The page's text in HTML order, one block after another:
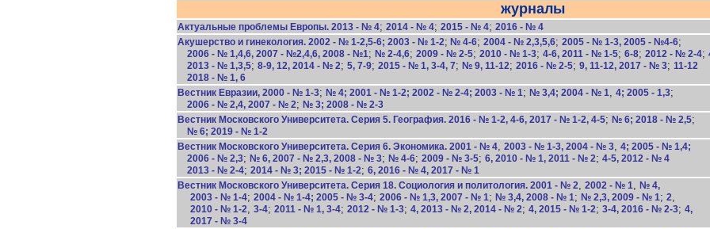
журналы
Актуальные проблемы Европы. 2013 - № 4; 2014 - № 4; 2015 - № 4; 2016 - № 4
Акушерство и гинекология. 2002 - № 1-2,5-6; 2003 - № 1-2; № 4-6; 2004 - № 2,3,5,6; 2005 - № 1-3, 2005 - №4-6;
2006 - № 1,4,6, 2007 - №2,4,6, 2008 - №1; № 2-4,6; 2009 - № 2-5; 2010 - № 1-3; 4-6, 2011 - № 1-5; 6-8; 2012 - № 2-4;
2013 - № 1,3,5; 8-9, 12, 2014 - № 2; 5, 7-9; 2015 - № 1, 3-4, 7; № 9, 11-12; 2016 - № 2-5; 9, 11-12, 2017 - № 3; 11-12
2018 - № 1, 6
Вестник Евразии, 2000 - № 1-3; № 4; 2001 - № 1-2; 2002 - № 2-4; 2003 - № 1; № 3,4; 2004 - № 1, 4; 2005 - 1,3;
2006 - № 2,4, 2007 - № 2; № 3; 2008 - № 2-3
Вестник Московского Университета. Серия 5. География. 2016 - № 1-2, 4-6, 2017 - № 1-2, 4-5; № 6; 2018 - № 2,5;
№ 6; 2019 - № 1-2
Вестник Московского Университета. Серия 6. Экономика. 2001 - № 4, 2003 - № 1-3, 2004 - № 3, 4; 2005 - № 1,4;
2006 - № 2,3; № 6, 2007 - № 2,3, 2008 - № 3; № 4-6; 2009 - № 3-5; 6, 2010 - № 1, 2011 - № 2; 4-5, 2012 - № 4
2013 - № 2-4; 2014 - № 3; 2015 - № 1-2; 6, 2016 - № 4, 2017 - № 1
Вестник Московского Университета. Серия 18. Социология и политология. 2001 - № 2, 2002 - № 1, № 4,
2003 - № 1-4; 2004 - № 1-4; 2005 - № 3-4; 2006 - № 1,3, 2007 - № 1; № 3,4, 2008 - № 1; № 2,3, 2009 - № 1; 2,
2010 - № 1-2, 3-4; 2011 - № 1, 3-4; 2012 - № 1-3; 4, 2013 - № 2, 2014 - № 2; 4, 2015 - № 1-2; 3-4, 2016 - № 2-3; 4,
2017 - № 3-4